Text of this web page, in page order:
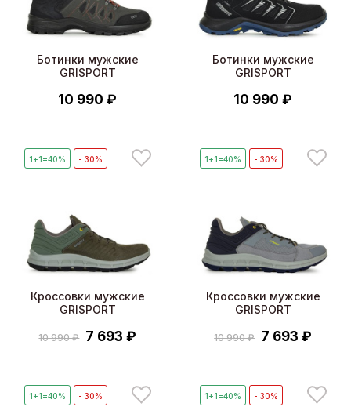
Ботинки мужские
GRISPORT
10 990 ₽
Ботинки мужские
GRISPORT
10 990 ₽
1+1=40% - 30%
Кроссовки мужские
GRISPORT
10 990 ₽ 7 693 ₽
1+1=40% - 30%
Кроссовки мужские
GRISPORT
10 990 ₽ 7 693 ₽
1+1=40% - 30% 1+1=40% - 30%